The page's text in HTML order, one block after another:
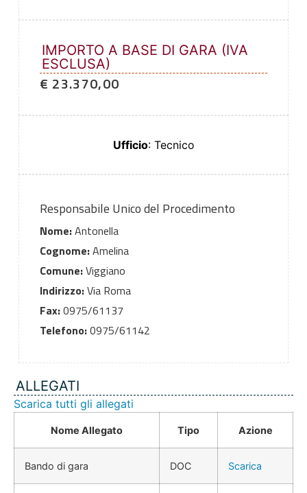
IMPORTO A BASE DI GARA (IVA
ESCLUSA)
€ 23.370,00
Ufficio: Tecnico
Responsabile Unico del Procedimento
Nome:Antonella
Cognome:Amelina
Comune:Viggiano
Indirizzo:Via Roma
Fax:0975/61137
Telefono:0975/61142
ALLEGATI
Scarica tutti gli allegati
Nome Allegato Tipo Azione
Bando di gara DOC Scarica